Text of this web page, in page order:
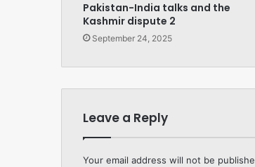
Pakistan-India talks and the
Kashmir dispute 2
September 24, 2025
Leave a Reply
Your email address will not be